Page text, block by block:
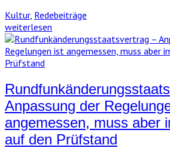
Kultur, Redebeiträge
weiterlesen
Anpassung der
angemessen, muss aber
auf den Prüfstand